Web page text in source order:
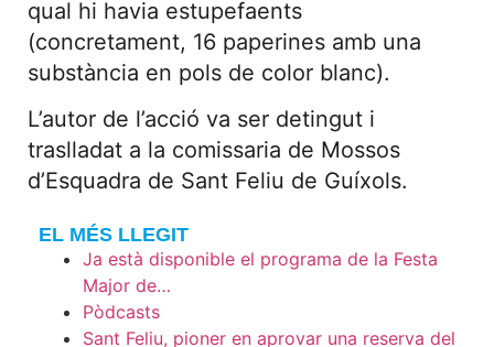
qual hi havia estupefaents
(concretament, 16 paperines amb una
substància en pols de color blanc).
L’autor de l’acció va ser detingut i
traslladat a la comissaria de Mossos
d’Esquadra de Sant Feliu de Guíxols.
EL MÉS LLEGIT
Ja està disponible el programa de la Festa
Major de…
Pòdcasts
Sant Feliu, pioner en aprovar una reserva del